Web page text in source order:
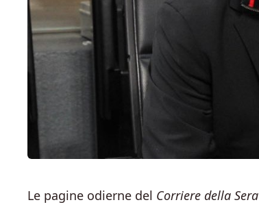
Le pagine odierne del Corriere della Sera